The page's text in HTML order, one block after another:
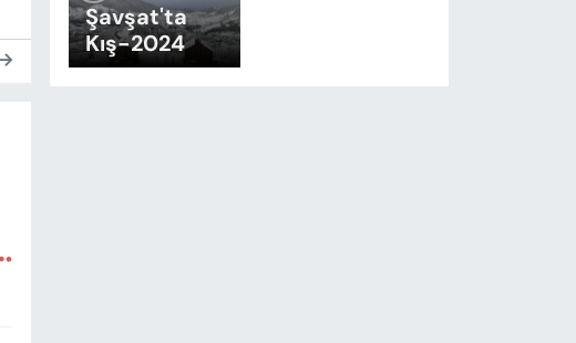
Şavşat'ta
Kış-2024